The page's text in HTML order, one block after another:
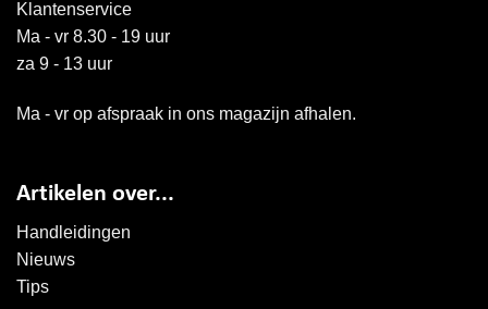
Klantenservice
Ma - vr 8.30 - 19 uur
za 9 - 13 uur
Ma - vr op afspraak in ons magazijn afhalen.
Artikelen over...
Handleidingen
Nieuws
Tips